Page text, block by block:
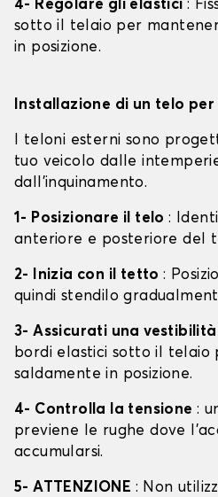
4- Regolare gli elastici :
sotto il telaio per
in posizione.
Installazione di un telo
I teloni esterni sono
tuo veicolo dalle
dall'inquinamento.
1- Posizionare il telo:
anteriore e posteriore del
2- Inizia con il tetto:
quindi stendilo
3- Assicurati una
bordi elastici sotto il telaio
saldamente in posizione.
4- Controlla la tensione :
previene le rughe dove
accumularsi.
5- ATTENZIONE : Non